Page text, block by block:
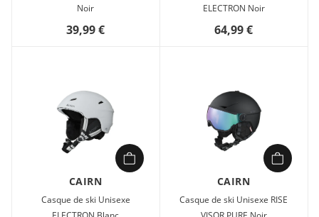
Noir
39,99 €
ELECTRON Noir
64,99 €
CAIRN
Casque de ski Unisexe
CAIRN
Casque de ski Unisexe RISE